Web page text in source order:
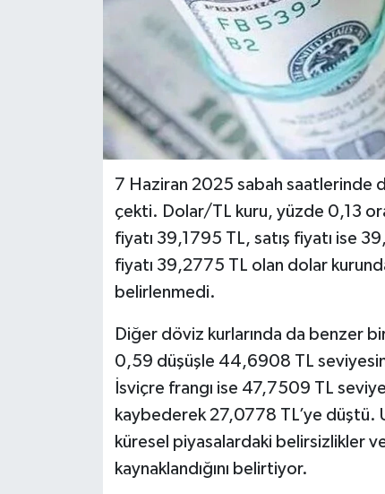
7 Haziran 2025 sabah saatlerinde
çekti. Dolar/TL kuru, yüzde 0,13
fiyatı 39,1795 TL, satış fiyatı ise
fiyatı 39,2775 TL olan dolar
belirlenmedi.
Diğer döviz kurlarında da benzer
0,59 düşüşle 44,6908 TL
İsviçre frangı ise 47,7509 TL
kaybederek 27,0778 TL’ye düştü.
küresel piyasalardaki belirsizlikler
kaynaklandığını belirtiyor.